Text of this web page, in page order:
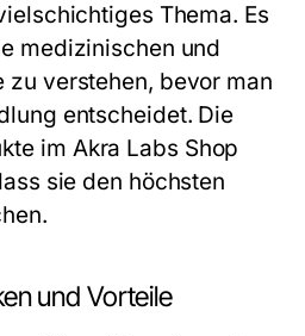
Thema. Es
medizinischen und
zu verstehen, bevor man
entscheidet. Die
im Akra Labs Shop
sie den höchsten
und Vorteile